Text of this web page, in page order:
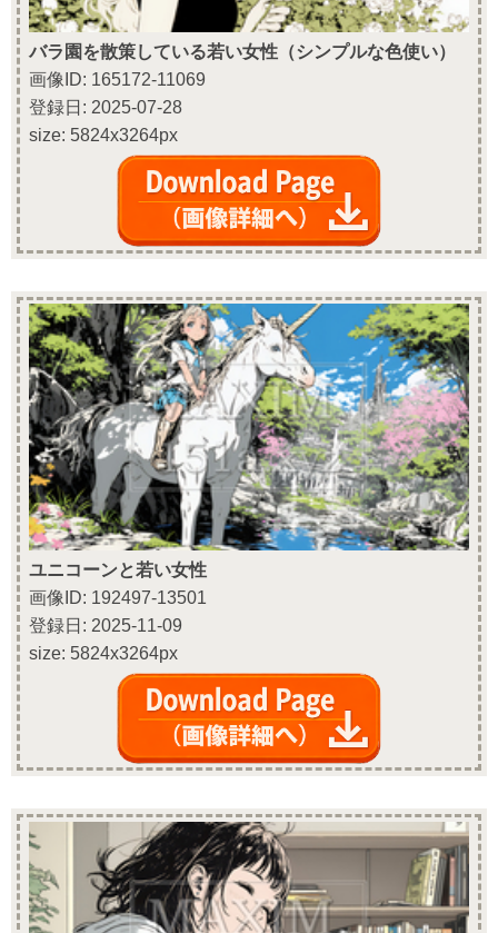
バラ園を散策している若い女性（シンプルな色使い）
画像ID: 165172-11069
登録日: 2025-07-28
size: 5824x3264px
ユニコーンと若い女性
画像ID: 192497-13501
登録日: 2025-11-09
size: 5824x3264px